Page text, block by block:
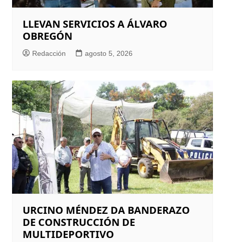
LLEVAN SERVICIOS A ÁLVARO
OBREGÓN
Redacción agosto 5, 2026
URCINO MÉNDEZ DA BANDERAZO
DE CONSTRUCCIÓN DE
MULTIDEPORTIVO